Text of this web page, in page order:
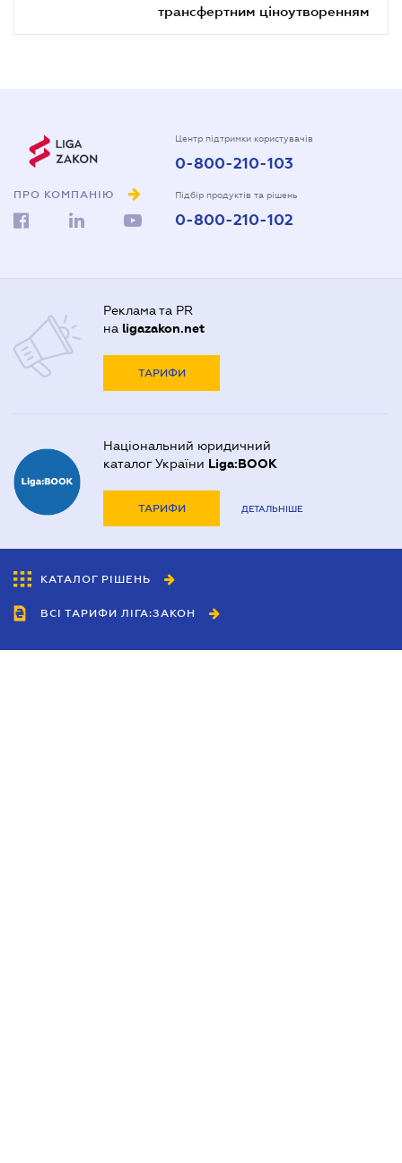
трансфертним ціноутворенням
ПРО КОМПАНІЮ
Центр підтримки користувачів
0-800-210-103
Підбір продуктів та рішень
0-800-210-102
Реклама та PR
на ligazakon.net
ТАРИФИ
Національний юридичний
каталог України Liga:BOOK
ТАРИФИ ДЕТАЛЬНІШЕ
КАТАЛОГ РІШЕНЬ
ВСІ ТАРИФИ ЛІГА:ЗАКОН